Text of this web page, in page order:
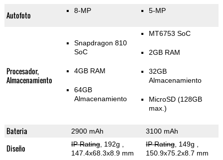
Autofoto 8-MP 5-MP
Procesador,
Almacenamiento
Snapdragon 810
SoC
4GB RAM
64GB
Almacenamiento
MT6753 SoC
2GB RAM
32GB
Almacenamiento
MicroSD (128GB
max.)
Bateria 2900 mAh 3100 mAh
Diseño IP Rating, 192g
147.4x68.3x8.9 mm
IP Rating, 149g
150.9x75.2x8.7 mm